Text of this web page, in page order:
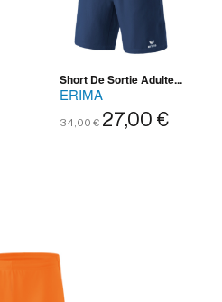
Short De Sortie Adulte...
ERIMA
34,00 € 27,00 €